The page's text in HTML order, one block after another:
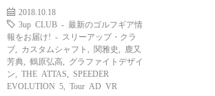
2018.10.18
3up CLUB - 最新のゴルフギア情
報をお届け! - スリーアップ・クラ
ブ
カスタムシャフト 関雅史
鹿又
芳典
鶴原弘高
グラファイトデザイ
ン
THE ATTAS
SPEEDER
EVOLUTION 5
Tour AD VR